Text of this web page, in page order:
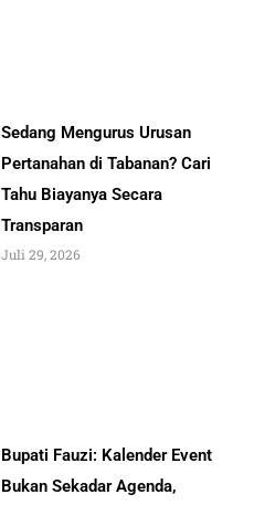
Sedang Mengurus Urusan
Pertanahan di Tabanan? Cari
Tahu Biayanya Secara
Transparan
Juli 29, 2026
Bupati Fauzi: Kalender Event
Bukan Sekadar Agenda,